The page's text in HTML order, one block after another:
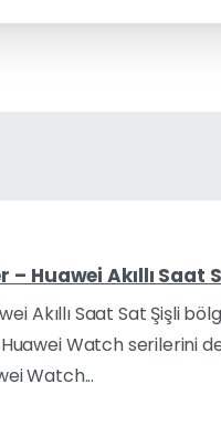
– Huawei Akıllı Saat
Akıllı Saat Sat Şişli
Watch serilerini
Watch...